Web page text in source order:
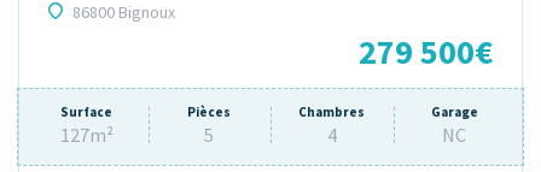
86800 Bignoux
279 500€
Surface
127m²
Pièces
5
Chambres
4
Garage
NC